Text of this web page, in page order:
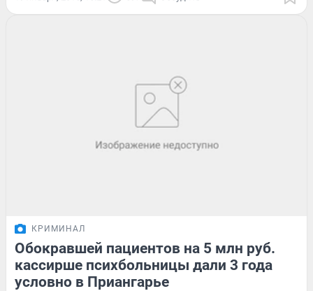
КРИМИНАЛ
Обокравшей пациентов на 5 млн руб.
кассирше психбольницы дали 3 года
условно в Приангарье